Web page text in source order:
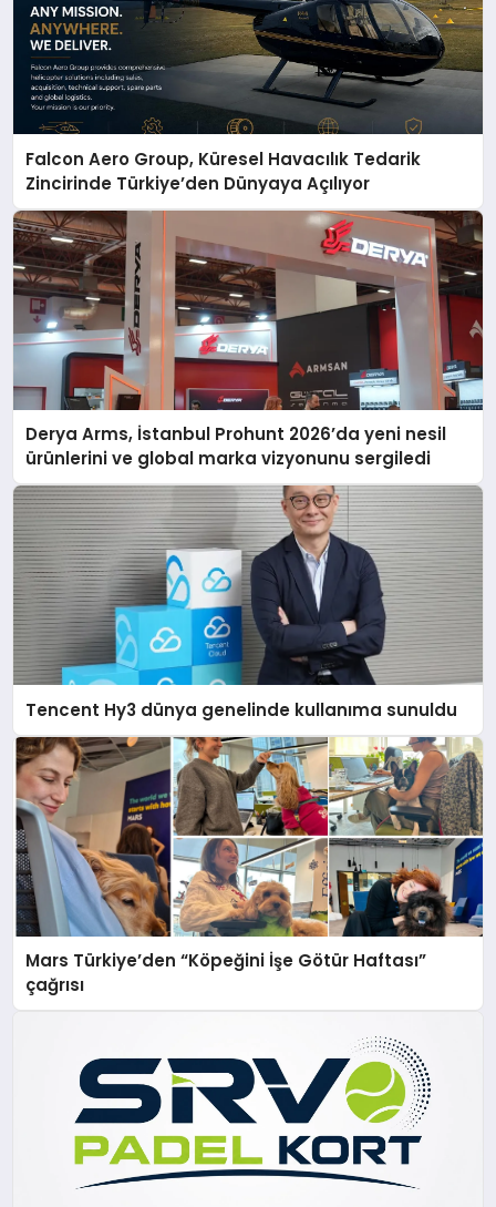
Falcon Aero Group, Küresel Havacılık Tedarik
Zincirinde Türkiye’den Dünyaya Açılıyor
Derya Arms, İstanbul Prohunt 2026’da yeni nesil
ürünlerini ve global marka vizyonunu sergiledi
Tencent Hy3 dünya genelinde kullanıma sunuldu
Mars Türkiye’den “Köpeğini İşe Götür Haftası”
çağrısı